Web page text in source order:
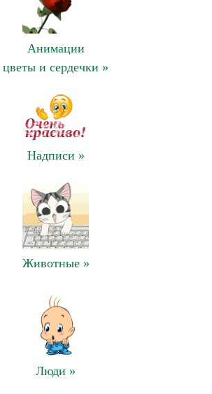
Анимации
цветы и сердечки »
Надписи »
Животные »
Люди »